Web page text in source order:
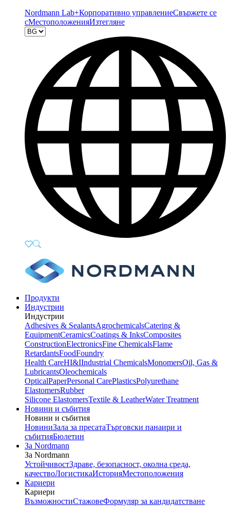
Nordmann Lab+Корпоративно управлениеСвържете се
сМестоположенияИзтегляне
Продукти
Индустрии
Индустрии
Adhesives & SealantsAgrochemicalsCatering &
EquipmentCeramicsCoatings & InksComposites
ConstructionElectronicsFine ChemicalsFlame
RetardantsFoodFoundry
Health CareHI&IIndustrial ChemicalsMonomersOil, Gas &
LubricantsOleochemicals
OpticalPaperPersonal CarePlasticsPolyurethane
ElastomersRubber
Silicone ElastomersTextile & LeatherWater Treatment
Новини и събития
Новини и събития
НовиниЗала за пресатаТърговски панаири и
събитияБюлетин
За Nordmann
За Nordmann
УстойчивостЗдраве, безопасност, околна среда,
качествоЛогистикаИсторияМестоположения
Кариери
Кариери
ВъзможностиСтажовеФормуляр за кандидатстване